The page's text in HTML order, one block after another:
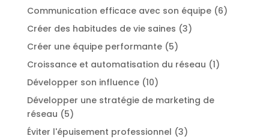
Communication efficace avec son équipe(6)
Créer des habitudes de vie saines (3)
Créer une équipe performante(5)
Croissance et automatisation du réseau (1)
Développer son influence(10)
Développer une stratégie de marketing de
réseau (5)
Éviter l'épuisement professionnel (3)